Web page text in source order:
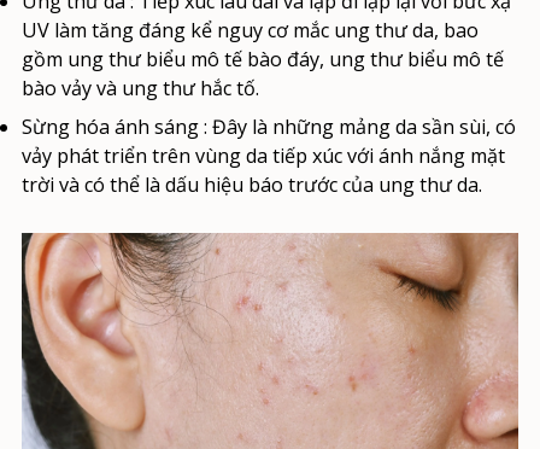
UV làm tăng đáng kể nguy cơ mắc ung thư da, bao
gồm ung thư biểu mô tế bào đáy, ung thư biểu mô tế
bào vảy và ung thư hắc tố.
Sừng hóa ánh sáng: Đây là những mảng da sần sùi, có
vảy phát triển trên vùng da tiếp xúc với ánh nắng mặt
trời và có thể là dấu hiệu báo trước của ung thư da.